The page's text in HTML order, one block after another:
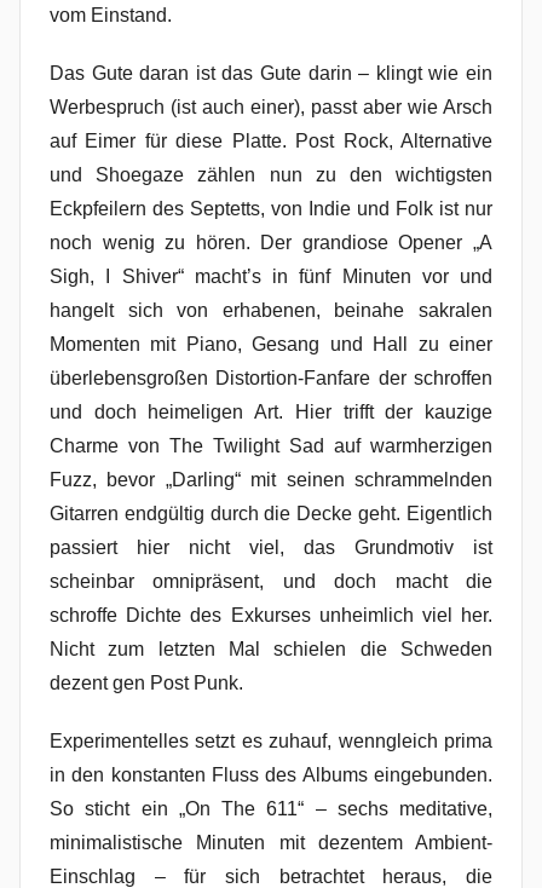
vom Einstand.
Das Gute daran ist das Gute darin – klingt wie ein
Werbespruch (ist auch einer), passt aber wie Arsch
auf Eimer für diese Platte. Post Rock, Alternative
und Shoegaze zählen nun zu den wichtigsten
Eckpfeilern des Septetts, von Indie und Folk ist nur
noch wenig zu hören. Der grandiose Opener „A
Sigh, I Shiver“ macht’s in fünf Minuten vor und
hangelt sich von erhabenen, beinahe sakralen
Momenten mit Piano, Gesang und Hall zu einer
überlebensgroßen Distortion-Fanfare der schroffen
und doch heimeligen Art. Hier trifft der kauzige
Charme von The Twilight Sad auf warmherzigen
Fuzz, bevor „Darling“ mit seinen schrammelnden
Gitarren endgültig durch die Decke geht. Eigentlich
passiert hier nicht viel, das Grundmotiv ist
scheinbar omnipräsent, und doch macht die
schroffe Dichte des Exkurses unheimlich viel her.
Nicht zum letzten Mal schielen die Schweden
dezent gen Post Punk.
Experimentelles setzt es zuhauf, wenngleich prima
in den konstanten Fluss des Albums eingebunden.
So sticht ein „On The 611“ – sechs meditative,
minimalistische Minuten mit dezentem Ambient-
Einschlag – für sich betrachtet heraus, die